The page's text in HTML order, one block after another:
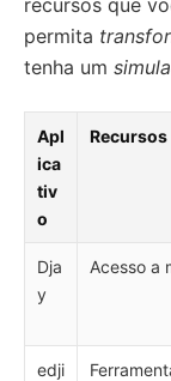
recursos que
permita
tenha um
Apl
ica
tiv
o
Recursos
Dja
y
Acesso a
edji